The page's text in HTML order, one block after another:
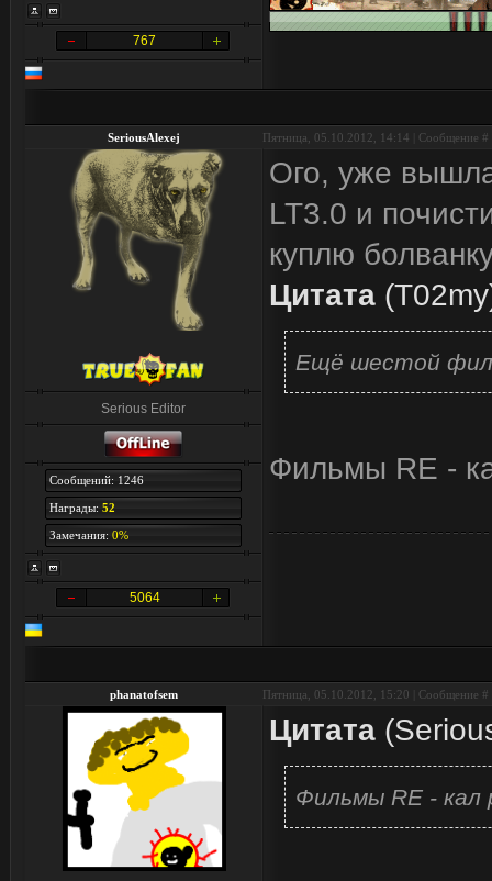
767
SeriousAlexej Пятница, 05.10.2012, 14:14 | Сообщение #
Serious Editor
Сообщений: 1246
Награды: 52
Замечания: 0%
5064
Ого, уже
LT3.0 и
куплю
Цитата (T02my
Ещё шестой
Фильмы RE -
phanatofsem Пятница, 05.10.2012, 15:20 | Сообщение #
Цитата (
Фильмы RE - кал